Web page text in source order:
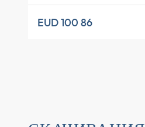
EUD 100 86